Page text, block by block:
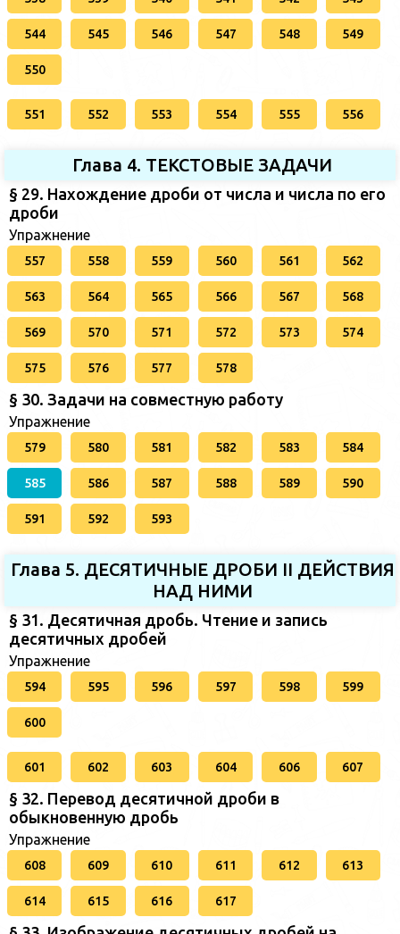
544 545 546 547 548 549
550
551 552 553 554 555 556
Глава 4. ТЕКСТОВЫЕ ЗАДАЧИ
§ 29. Нахождение дроби от числа и числа по его
дроби
Упражнение
557 558 559 560 561 562
563 564 565 566 567 568
569 570 571 572 573 574
575 576 577 578
§ 30. Задачи на совместную работу
Упражнение
579 580 581 582 583 584
585 586 587 588 589 590
591 592 593
Глава 5. ДЕСЯТИЧНЫЕ ДРОБИ II ДЕЙСТВИЯ
НАД НИМИ
§ 31. Десятичная дробь. Чтение и запись
десятичных дробей
Упражнение
594 595 596 597 598 599
600
601 602 603 604 606 607
§ 32. Перевод десятичной дроби в
обыкновенную дробь
Упражнение
608 609 610 611 612 613
614 615 616 617